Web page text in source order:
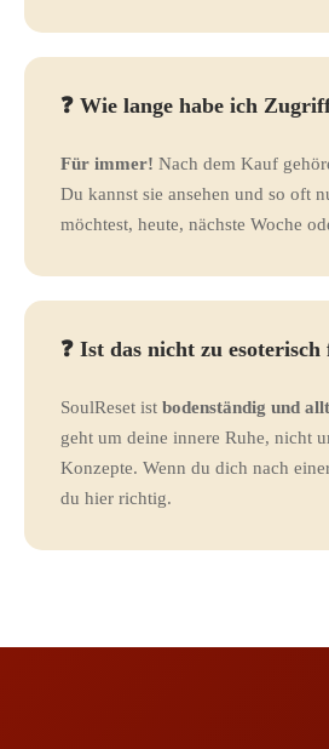
❓ Wie lange habe ich
Für immer! Nach dem Kauf
Du kannst sie ansehen und so oft
möchtest, heute, nächste Woche
❓ Ist das nicht zu
SoulReset ist bodenständig und
geht um deine innere Ruhe, nicht
Konzepte. Wenn du dich nach
du hier richtig.